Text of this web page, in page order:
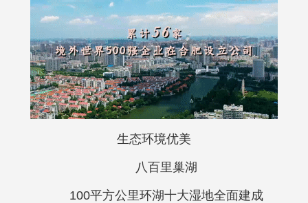
生态环境优美
八百里巢湖
100平方公里环湖十大湿地全面建成